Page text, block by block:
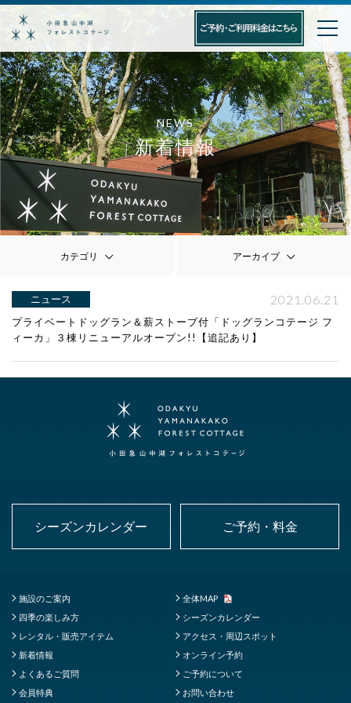
NEWS
新着情報
カテゴリ アーカイブ
ニュース 2021.06.21
プライベートドッグラン＆薪ストーブ付「ドッグランコテージ フ
ィーカ」３棟リニューアルオープン!!【追記あり】
シーズンカレンダー ご予約・料金
施設のご案内
全体MAP
四季の楽しみ方
シーズンカレンダー
レンタル・販売アイテム
アクセス・周辺スポット
新着情報
オンライン予約
よくあるご質問
ご予約について
会員特典
お問い合わせ